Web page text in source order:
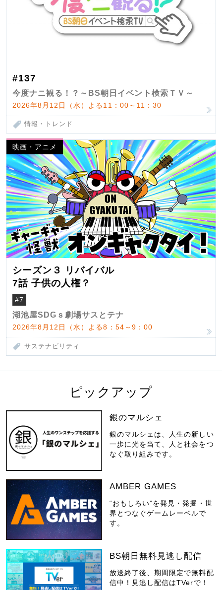
#137
今度ナニ観る！？～BS朝日イベント検索ＴＶ～
2026年8月12日（水）よる11：00～11：30
情報・トレンド
映画・アニメ
シーズン３ リバイバル
7話 子供の人権？
#7
湖池屋SDGｓ劇場サスとテナ
2026年8月12日（水）よる8：54～9：00
サステナビリティ
ピックアップ
銀のマルシェ
銀のマルシェは、人生の新しい
一歩に光を当て、人と社会をつ
なぐ取り組みです。
AMBER GAMES
“おもしろい”を発見・発掘・世
界とつなぐゲームレーベルで
す。
BS朝日無料見逃し配信
放送終了後、期間限定で無料配
信中！見逃し配信はTVerで！